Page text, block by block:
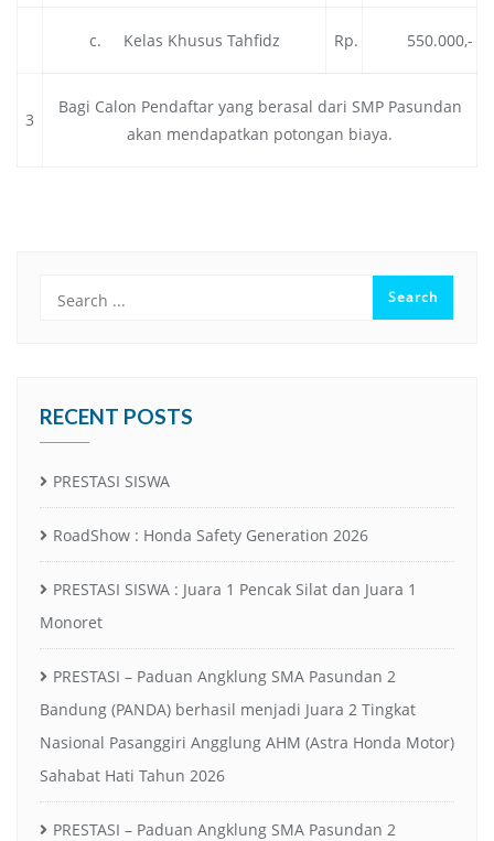
c. Kelas Khusus Tahfidz Rp. 550.000,-
3
Bagi Calon Pendaftar yang berasal dari SMP Pasundan
akan mendapatkan potongan biaya.
RECENT POSTS
PRESTASI SISWA
RoadShow : Honda Safety Generation 2026
PRESTASI SISWA : Juara 1 Pencak Silat dan Juara 1
Monoret
PRESTASI – Paduan Angklung SMA Pasundan 2
Bandung (PANDA) berhasil menjadi Juara 2 Tingkat
Nasional Pasanggiri Angglung AHM (Astra Honda Motor)
Sahabat Hati Tahun 2026
PRESTASI – Paduan Angklung SMA Pasundan 2